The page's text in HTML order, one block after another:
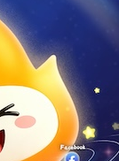
支持[0] 反对
支持[0] 反对[0]